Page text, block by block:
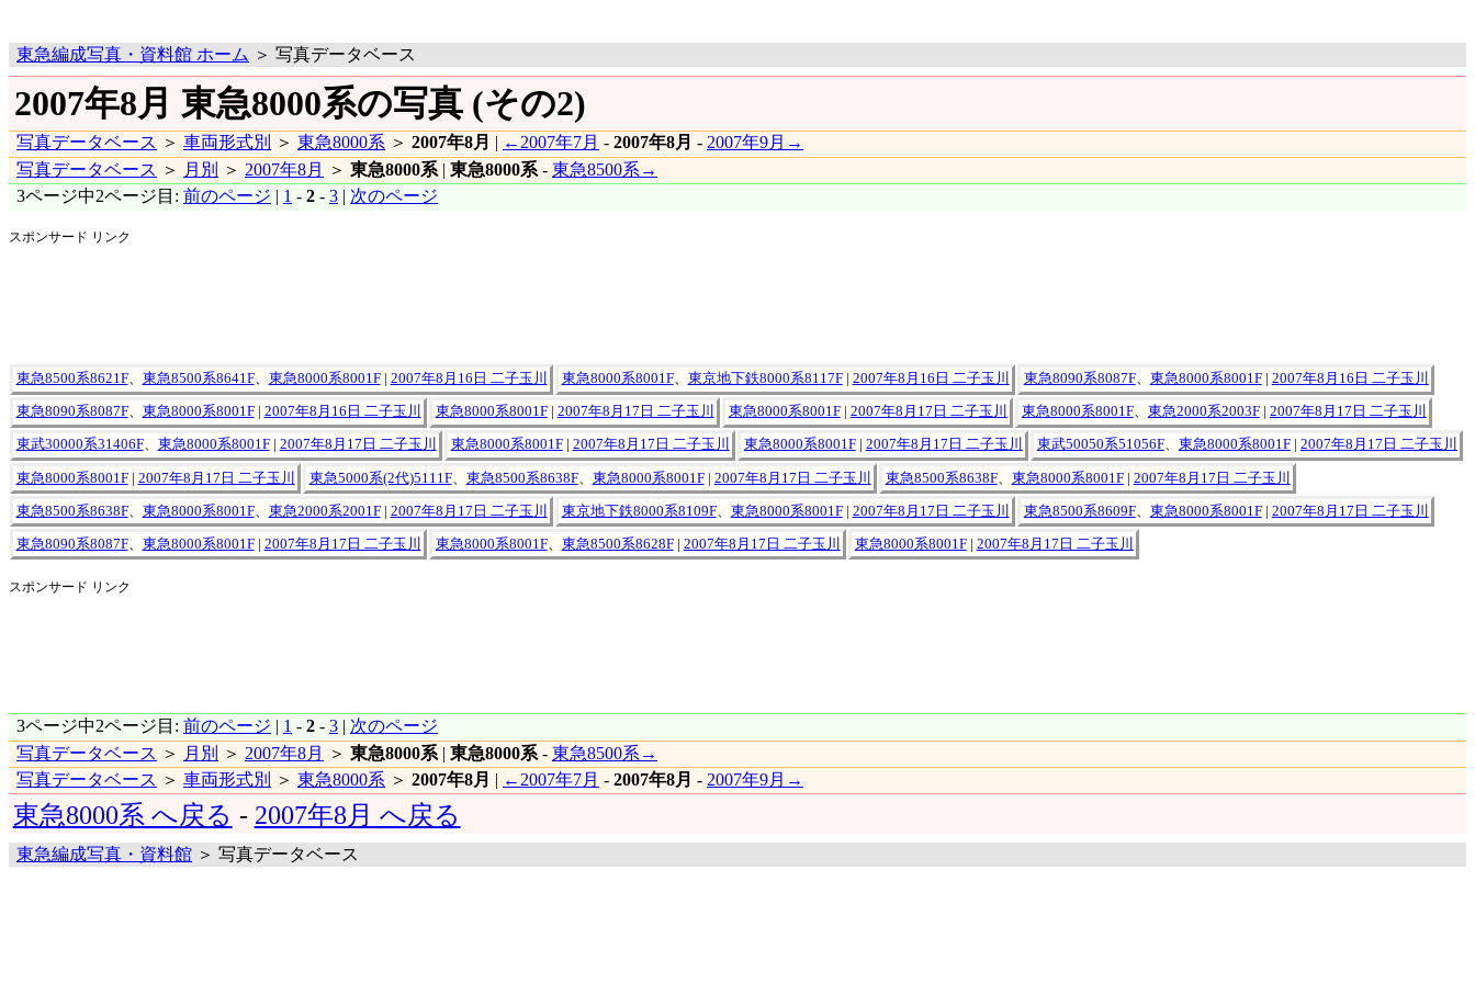
東急編成写真・資料館 ホーム ＞ 写真データベース
2007年8月 東急8000系の写真 (その2)
写真データベース ＞ 車両形式別 ＞ 東急8000系 ＞ 2007年8月 | ←2007年7月 - 2007年8月 - 2007年9月→
写真データベース ＞ 月別 ＞ 2007年8月 ＞ 東急8000系 | 東急8000系 - 東急8500系→
3ページ中2ページ目: 前のページ | 1 - 2 - 3 | 次のページ
スポンサード リンク
東急8500系8621F、 東急8500系8641F、 東急8000系8001F| 2007年8月16日 二子玉川 東急8000系8001F、 東京地下鉄8000系8117F| 2007年8月16日 二子玉川 東急8090系8087F、 東急8000系8001F| 2007年8月16日 二子玉川
東急8090系8087F、 東急8000系8001F| 2007年8月16日 二子玉川 東急8000系8001F| 2007年8月17日 二子玉川 東急8000系8001F| 2007年8月17日 二子玉川 東急8000系8001F、 東急2000系2003F| 2007年8月17日 二子玉川
東武30000系31406F、 東急8000系8001F| 2007年8月17日 二子玉川 東急8000系8001F| 2007年8月17日 二子玉川 東急8000系8001F| 2007年8月17日 二子玉川 東武50050系51056F、 東急8000系8001F| 2007年8月17日 二子玉川
東急8000系8001F| 2007年8月17日 二子玉川 東急5000系(2代)5111F、 東急8500系8638F、 東急8000系8001F| 2007年8月17日 二子玉川 東急8500系8638F、 東急8000系8001F| 2007年8月17日 二子玉川
東急8500系8638F、 東急8000系8001F、 東急2000系2001F| 2007年8月17日 二子玉川 東京地下鉄8000系8109F、 東急8000系8001F| 2007年8月17日 二子玉川 東急8500系8609F、 東急8000系8001F| 2007年8月17日 二子玉川
東急8090系8087F、 東急8000系8001F| 2007年8月17日 二子玉川 東急8000系8001F、 東急8500系8628F| 2007年8月17日 二子玉川 東急8000系8001F| 2007年8月17日 二子玉川
スポンサード リンク
3ページ中2ページ目: 前のページ | 1 - 2 - 3 | 次のページ
写真データベース ＞ 月別 ＞ 2007年8月 ＞ 東急8000系 | 東急8000系 - 東急8500系→
写真データベース ＞ 車両形式別 ＞ 東急8000系 ＞ 2007年8月 | ←2007年7月 - 2007年8月 - 2007年9月→
東急8000系 へ戻る - 2007年8月 へ戻る
東急編成写真・資料館 ＞ 写真データベース